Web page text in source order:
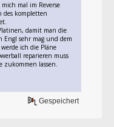
mal im Reverse
des kompletten
damit man die
Engl sehr mag und dem
ich die Pläne
reparieren muss
zukommen lassen.
Gespeichert